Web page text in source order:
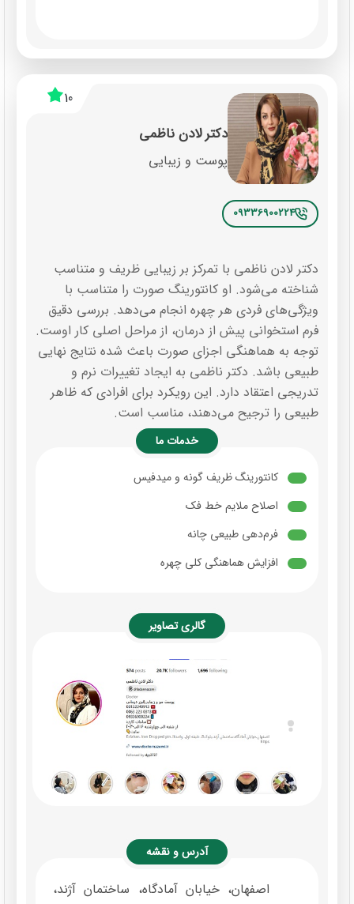
10
دکتر لادن ناظمی
پوست و زیبایی
09336900224
دکتر لادن ناظمی با تمرکز بر زیبایی ظریف و متناسب
شناخته می‌شود. او کانتورینگ صورت را متناسب با
ویژگی‌های فردی هر چهره انجام می‌دهد. بررسی دقیق
فرم استخوانی پیش از درمان، از مراحل اصلی کار اوست.
توجه به هماهنگی اجزای صورت باعث شده نتایج نهایی
طبیعی باشد. دکتر ناظمی به ایجاد تغییرات نرم و
تدریجی اعتقاد دارد. این رویکرد برای افرادی که ظاهر
طبیعی را ترجیح می‌دهند، مناسب است.
خدمات ما
کانتورینگ ظریف گونه و میدفیس
اصلاح ملایم خط فک
فرم‌دهی طبیعی چانه
افزایش هماهنگی کلی چهره
گالری تصاویر
آدرس و نقشه
اصفهان، خیابان آمادگاه، ساختمان آژند،